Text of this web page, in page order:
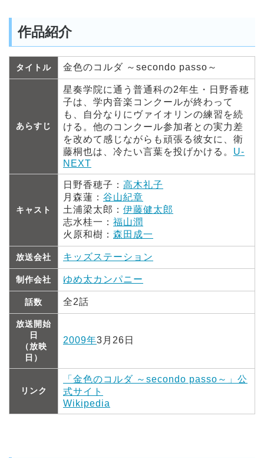
作品紹介
タイトル 金色のコルダ ～secondo passo～
あらすじ
星奏学院に通う普通科の2年生・日野香穂
子は、学内音楽コンクールが終わって
も、自分なりにヴァイオリンの練習を続
ける。他のコンクール参加者との実力差
を改めて感じながらも頑張る彼女に、衛
藤桐也は、冷たい言葉を投げかける。 U-
NEXT
キャスト
日野香穂子： 高木礼子
月森蓮： 谷山紀章
土浦梁太郎： 伊藤健太郎
志水桂一： 福山潤
火原和樹： 森田成一
放送会社 キッズステーション
制作会社 ゆめ太カンパニー
話数 全2話
放送開始
日
（放映
日）
2009年3月26日
リンク
「金色のコルダ ～secondo passo～」公
式サイト
Wikipedia